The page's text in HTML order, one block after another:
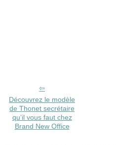
Découvrez le modèle
de Thonet secrétaire
qu’il vous faut chez
Brand New Office